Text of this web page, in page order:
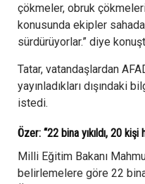
çökmeler, obruk
konusunda ekipler
sürdürüyorlar.” diye
Tatar, vatandaşlardan
yayınladıkları dışındaki
istedi.
Özer: “22 bina yıkıldı, 20 kişi
Milli Eğitim Bakanı
belirlemelere göre 22